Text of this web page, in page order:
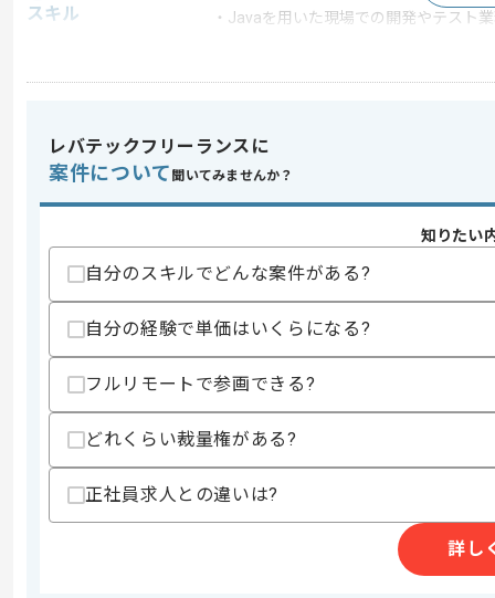
スキル
・Javaを用いた現場での開発やテスト
上記に似た経験やスキルをお持ちであれば申
精算・お支払い
精算条件
支払いサイト
15日
商談回数
募集人数
作業開始日
2025/10/01
エージェントからのコ
週5日常駐での作業を想定しております
取引実績のある企業の案件です。
レバテックフリーランスに
案件について 聞いてみませんか？
知りたい
自分のスキルでどんな案件がある?
自分の経験で単価はいくらになる?
フルリモートで参画できる?
どれくらい裁量権がある?
正社員求人との違いは?
詳し